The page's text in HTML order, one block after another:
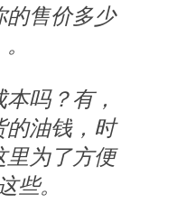
的售价多少
吗？有，
的油钱，时
里为了方便
些。